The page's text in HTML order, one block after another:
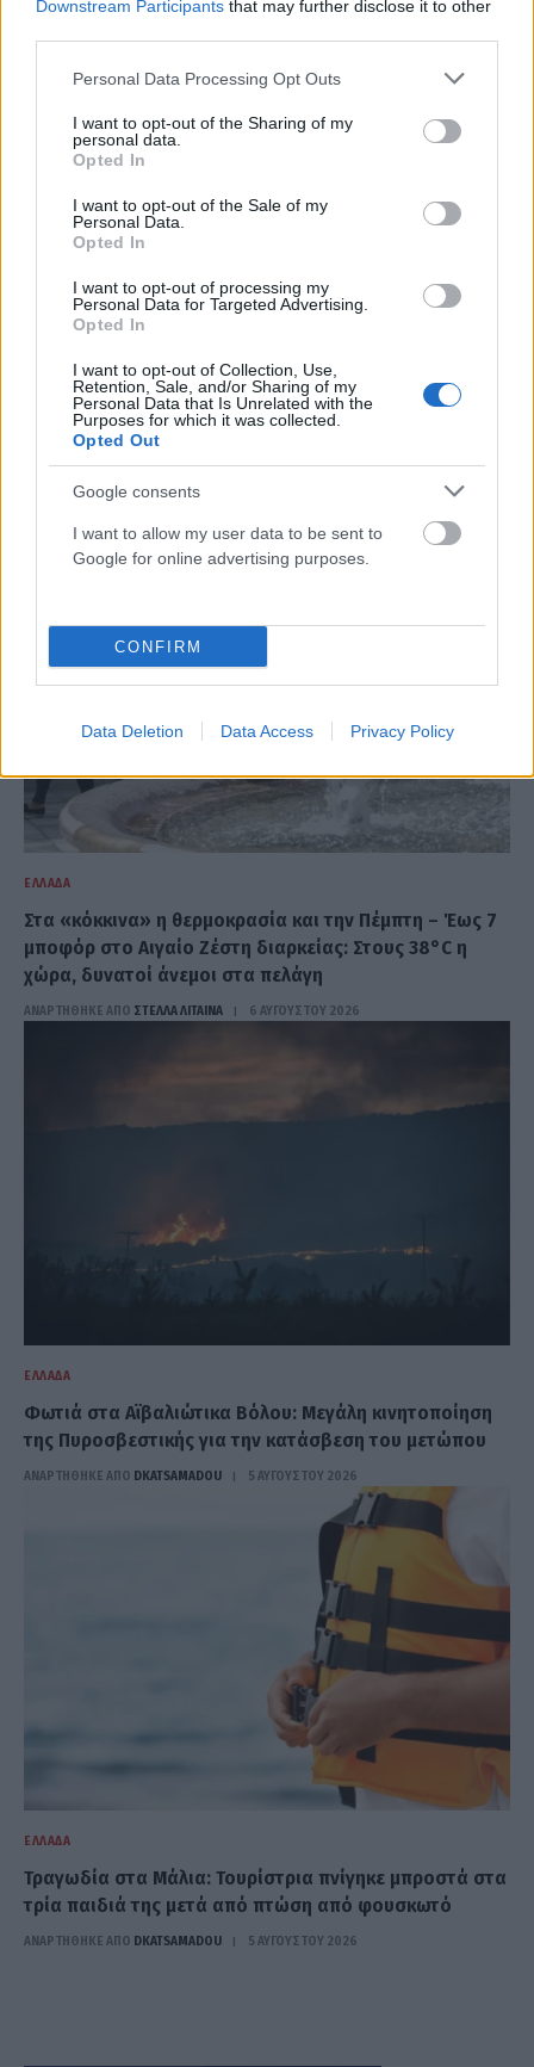
Downstream Participants that may further disclose it to other
Please note that this website/app uses one or more Google
not limited to your visit or usage behaviour. You may click to
grant or deny consent to Google and its third-party tags to
use your data for below specified purposes in below Google
consent section.
Personal Data Processing Opt Outs
I want to opt-out of the Sharing of my
personal data.
Opted In
I want to opt-out of the Sale of my
Personal Data.
Opted In
I want to opt-out of processing my
Personal Data for Targeted Advertising.
Opted In
I want to opt-out of Collection, Use,
Retention, Sale, and/or Sharing of my
Personal Data that Is Unrelated with the
Purposes for which it was collected.
Opted Out
Google consents
I want to allow my user data to be sent to
Google for online advertising purposes.
CONFIRM
Data Deletion Data Access Privacy Policy
κατηγορείται για τον εμπρησμό
Θρίλερ στον Μυστρά: «Αγαπούσε παθολογικά τους
γονείς του», λέει ο δικηγόρος του 55χρονου
ΕΛΛΆΔΑ
Στα «κόκκινα» η θερμοκρασία και την Πέμπτη – Έως 7
μποφόρ στο Αιγαίο Ζέστη διαρκείας: Στους 38°C η
χώρα, δυνατοί άνεμοι στα πελάγη
ΑΝΑΡΤΗΘΗΚΕ ΑΠΟ ΣΤΈΛΛΑ ΛΊΤΑΙΝΑ 6 ΑΥΓΟΎΣΤΟΥ 2026
ΕΛΛΆΔΑ
Φωτιά στα Αϊβαλιώτικα Βόλου: Μεγάλη κινητοποίηση
της Πυροσβεστικής για την κατάσβεση του μετώπου
ΑΝΑΡΤΗΘΗΚΕ ΑΠΟ DKATSAMADOU 5 ΑΥΓΟΎΣΤΟΥ 2026
ΕΛΛΆΔΑ
Τραγωδία στα Μάλια: Τουρίστρια πνίγηκε μπροστά στα
τρία παιδιά της μετά από πτώση από φουσκωτό
ΑΝΑΡΤΗΘΗΚΕ ΑΠΟ DKATSAMADOU 5 ΑΥΓΟΎΣΤΟΥ 2026